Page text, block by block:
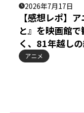
2026年7月17日
【感想レポ】
と』を映画館
く、81年越し
アニメ